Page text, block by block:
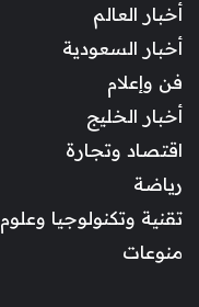
أخبار العالم
أخبار السعودية
فن وإعلام
أخبار الخليج
اقتصاد وتجارة
رياضة
تقنية وتكنولوجيا وعلوم
منوعات